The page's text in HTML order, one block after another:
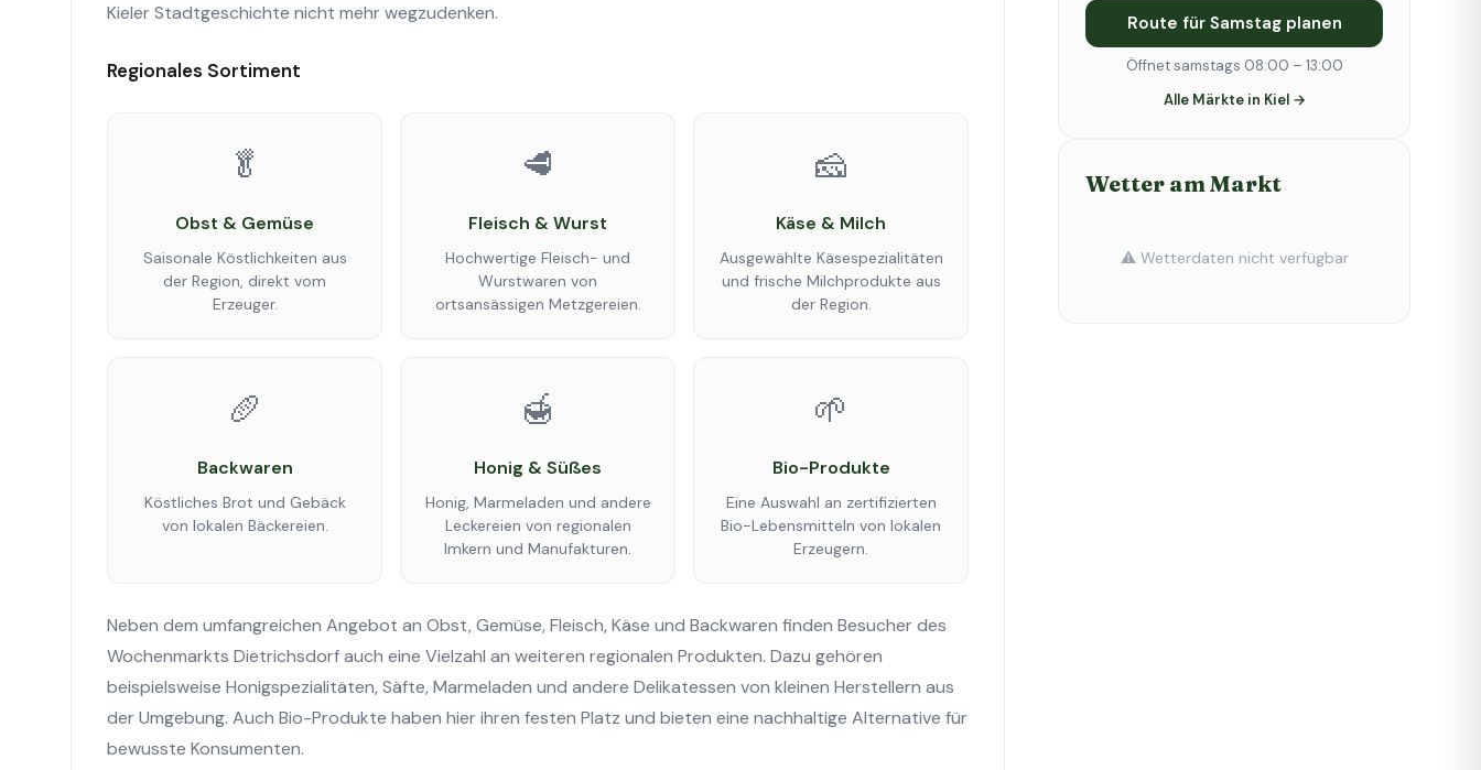
Kieler Stadtgeschichte nicht mehr wegzudenken.
Regionales Sortiment
🥬
Obst & Gemüse
Saisonale Köstlichkeiten aus
der Region, direkt vom
Erzeuger.
🥩
Fleisch & Wurst
Hochwertige Fleisch- und
Wurstwaren von
ortsansässigen Metzgereien.
🧀
Käse & Milch
Ausgewählte Käsespezialitäten
und frische Milchprodukte aus
der Region.
🥖
Backwaren
Köstliches Brot und Gebäck
von lokalen Bäckereien.
🍯
Honig & Süßes
Honig, Marmeladen und andere
Leckereien von regionalen
Imkern und Manufakturen.
🌱
Bio-Produkte
Eine Auswahl an zertifizierten
Bio-Lebensmitteln von lokalen
Erzeugern.
Neben dem umfangreichen Angebot an Obst, Gemüse, Fleisch, Käse und Backwaren finden Besucher des
Wochenmarkts Dietrichsdorf auch eine Vielzahl an weiteren regionalen Produkten. Dazu gehören
beispielsweise Honigspezialitäten, Säfte, Marmeladen und andere Delikatessen von kleinen Herstellern aus
der Umgebung. Auch Bio-Produkte haben hier ihren festen Platz und bieten eine nachhaltige Alternative für
bewusste Konsumenten.
Route für Samstag planen
Öffnet samstags 08:00 – 13:00
Alle Märkte in Kiel →
Wetter am Markt
⚠️ Wetterdaten nicht verfügbar